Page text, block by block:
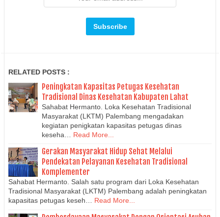
RELATED POSTS :
Peningkatan Kapasitas Petugas Kesehatan
Tradisional Dinas Kesehatan Kabupaten Lahat
Sahabat Hermanto. Loka Kesehatan Tradisional
Masyarakat (LKTM) Palembang mengadakan
kegiatan penigkatan kapasitas petugas dinas
keseha…
Read More...
Gerakan Masyarakat Hidup Sehat Melalui
Pendekatan Pelayanan Kesehatan Tradisional
Komplementer
Sahabat Hermanto. Salah satu program dari Loka Kesehatan
Tradisional Masyarakat (LKTM) Palembang adalah peningkatan
kapasitas petugas keseh…
Read More...